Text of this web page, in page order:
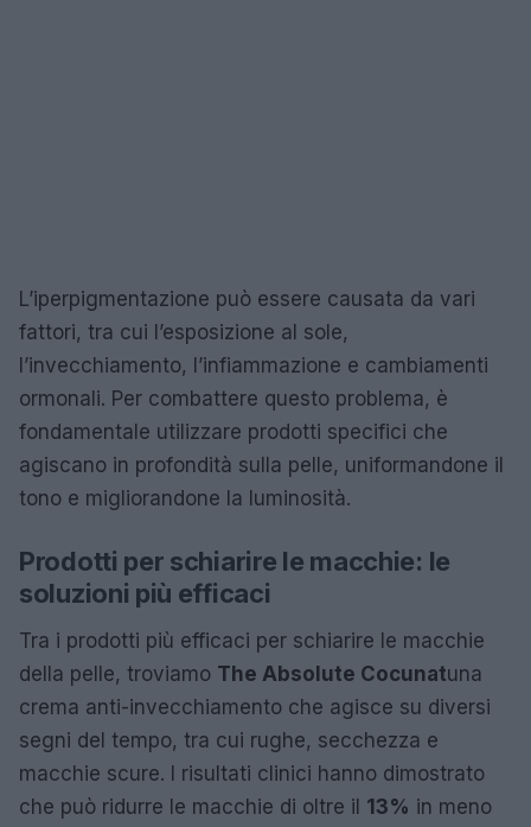
L’iperpigmentazione può essere causata da vari
fattori, tra cui l’esposizione al sole,
l’invecchiamento, l’infiammazione e cambiamenti
ormonali. Per combattere questo problema, è
fondamentale utilizzare prodotti specifici che
agiscano in profondità sulla pelle, uniformandone il
tono e migliorandone la luminosità.
Prodotti per schiarire le macchie: le
soluzioni più efficaci
Tra i prodotti più efficaci per schiarire le macchie
della pelle, troviamo The Absolute Cocunatuna
crema anti-invecchiamento che agisce su diversi
segni del tempo, tra cui rughe, secchezza e
macchie scure. I risultati clinici hanno dimostrato
che può ridurre le macchie di oltre il 13% in meno